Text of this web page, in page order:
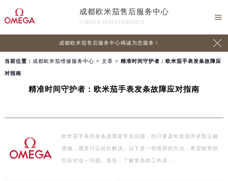
成都欧米茄售后服务中心
OMEGA MAINTENANCE

成都欧米茄售后服务中心竭诚为您服务！ 
当前位置： 成都欧米茄维修服务中心 > 文章 > 精准时间守护者：欧米茄手表发条故障应
对指南
精准时间守护者：欧米茄手表发条故障应对指南
欧米茄手表的发条故障是常见问题，但只要及时发现并采取正确
措施，通常可以轻松解决。以下是一些推荐的方法，希望能帮助
您应对这一问题。首先，了解发条的工作原…